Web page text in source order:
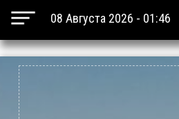
08 Августа 2026 - 01:46